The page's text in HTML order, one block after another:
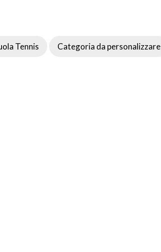
Tennis Categoria da personalizzare